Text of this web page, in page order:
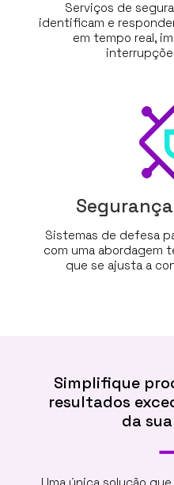
Serviços de
identificam e
em tempo real,
Sistemas de defesa
com uma abordagem
que se ajusta a
Simplifique
resultados
da
Uma única solução